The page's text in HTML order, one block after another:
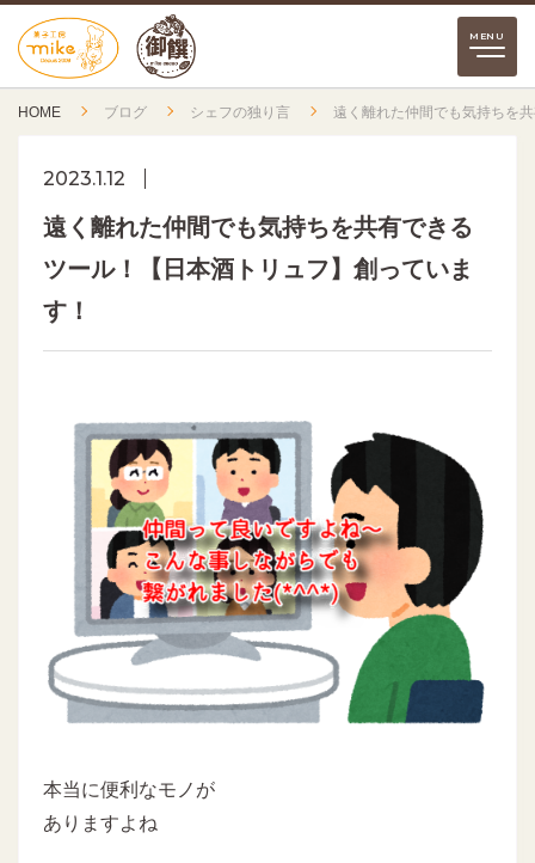
HOME ブログ シェフの独り言 遠く離れた仲間でも気持ちを
2023.1.12
遠く離れた仲間でも気持ちを共有できる
ツール！【日本酒トリュフ】創っていま
す！
本当に便利なモノが
ありますよね